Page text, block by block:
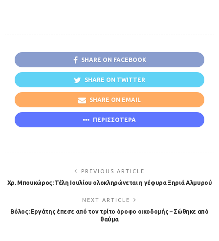
SHARE ON FACEBOOK
SHARE ON TWITTER
SHARE ON EMAIL
ΠΕΡΙΣΣΟΤΕΡΑ
PREVIOUS ARTICLE
Χρ. Μπουκώρος: Τέλη Ιουλίου ολοκληρώνεται η γέφυρα Ξηριά Αλμυρού
NEXT ARTICLE
Βόλος: Εργάτης έπεσε από τον τρίτο όροφο οικοδομής – Σώθηκε από
θαύμα